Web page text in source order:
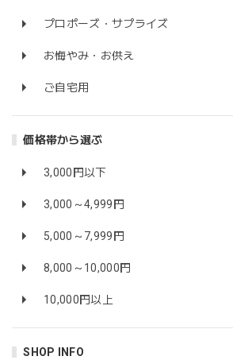
プロポーズ・サプライズ
お悔やみ・お供え
ご自宅用
価格帯から選ぶ
3,000円以下
3,000～4,999円
5,000～7,999円
8,000～10,000円
10,000円以上
SHOP INFO